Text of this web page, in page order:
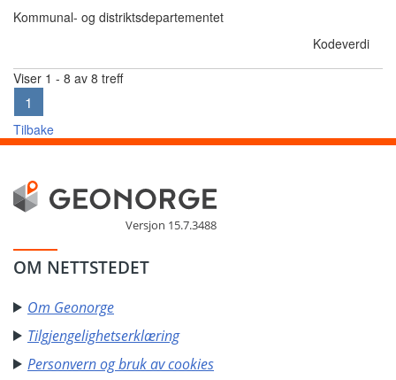
Kommunal- og distriktsdepartementet
Kodeverdi
Viser 1 - 8 av 8 treff
1
Tilbake